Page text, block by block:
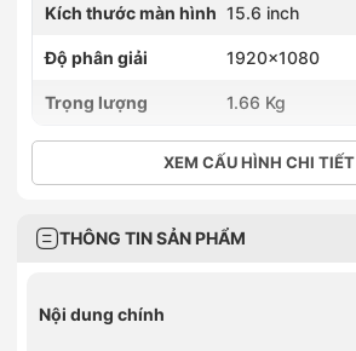
Kích thước màn hình 15.6 inch
Độ phân giải 1920×1080
Trọng lượng 1.66 Kg
XEM CẤU HÌNH CHI TIẾT
THÔNG TIN SẢN PHẨM
Nội dung chính